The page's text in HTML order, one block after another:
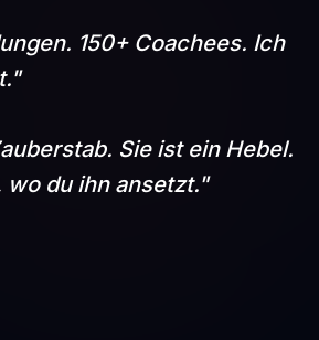
150+ Coachees. Ich
Sie ist ein Hebel.
wo du ihn ansetzt."